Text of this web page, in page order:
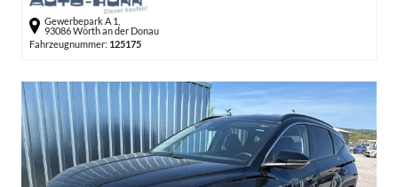
Gewerbepark A 1,
93086 Wörth an der Donau
Fahrzeugnummer: 125175